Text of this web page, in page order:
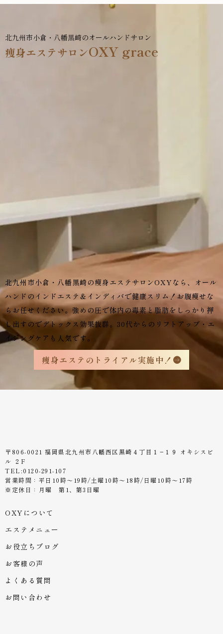
北九州市小倉・八幡黒崎のオールハンドサロン
痩身エステサロンOXY grace
北九州市小倉・八幡黒崎の痩身エステサロンOXYなら、オール
ハンドのインドエステ＆インディバで健康スリム！お腹痩せな
らお任せください。強めの圧で体内の毒素と脂肪をしっかり押
し出すのでデトックス効果抜群。30代からのリフトアップ・エ
イジングケアも人気です。
痩身エステのトライアル実施中！
〒806-0021 福岡県北九州市八幡西区黒崎４丁目１−１９ オキシスビ
ル ２F
TEL:0120-291-107
営業時間：平日10時〜19時/土曜10時〜18時/日曜10時〜17時
※定休日：月曜 第1、第3日曜
OXYについて
エステメニュー
お役立ちブログ
お客様の声
よくある質問
お問い合わせ